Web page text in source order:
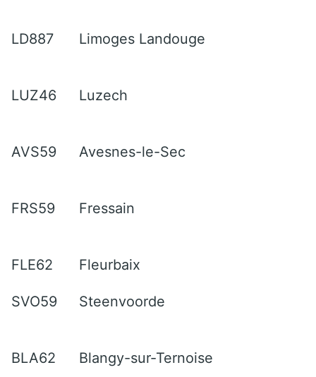
LD887 Limoges Landouge
LUZ46 Luzech
AVS59 Avesnes-le-Sec
FRS59 Fressain
FLE62 Fleurbaix
SVO59 Steenvoorde
BLA62 Blangy-sur-Ternoise